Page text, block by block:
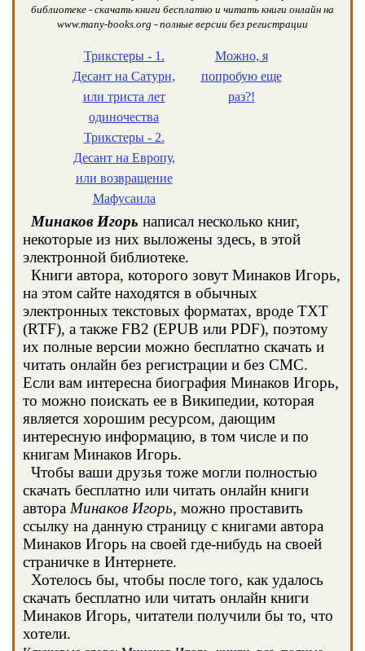
библиотеке - скачать книги бесплатно и читать книги онлайн на
www.many-books.org - полные версии без регистрации
Трикстеры - 1.
Десант на Сатурн,
или триста лет
одиночества
Трикстеры - 2.
Десант на Европу,
или возвращение
Мафусаила
Можно, я
попробую еще
раз?!
Минаков Игорь написал несколько книг,
некоторые из них выложены здесь, в этой
электронной библиотеке.
Книги автора, которого зовут Минаков Игорь,
на этом сайте находятся в обычных
электронных текстовых форматах, вроде TXT
(RTF), а также FB2 (EPUB или PDF), поэтому
их полные версии можно бесплатно скачать и
читать онлайн без регистрации и без СМС.
Если вам интересна биография Минаков Игорь,
то можно поискать ее в Википедии, которая
является хорошим ресурсом, дающим
интересную информацию, в том числе и по
книгам Минаков Игорь.
Чтобы ваши друзья тоже могли полностью
скачать бесплатно или читать онлайн книги
автора Минаков Игорь, можно проставить
ссылку на данную страницу с книгами автора
Минаков Игорь на своей где-нибудь на своей
страничке в Интернете.
Хотелось бы, чтобы после того, как удалось
скачать бесплатно или читать онлайн книги
Минаков Игорь, читатели получили бы то, что
хотели.